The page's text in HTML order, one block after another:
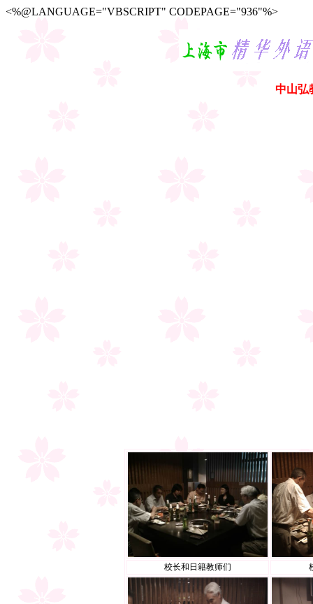
<%@LANGUAGE="VBSCRIPT" CODEPAGE="936"%>
中山弘
校长和日籍教师们